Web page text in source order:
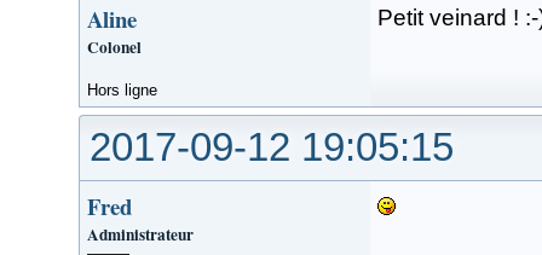
Aline
Colonel
Petit veinard !
Hors ligne
2017-09-12 19:05:15
Fred
Administrateur